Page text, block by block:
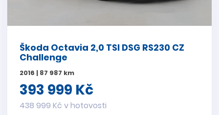
Škoda Octavia 2,0 TSI DSG RS230 CZ
Challenge
2016 | 87 987 km
393 999 Kč
438 999 Kč v hotovosti